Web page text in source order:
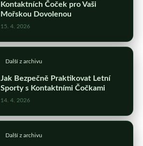
Kontaktních Čoček pro Vaši
Mořskou Dovolenou
15. 4. 2026
Další z archivu
Jak Bezpečně Praktikovat Letní
Sporty s Kontaktními Čočkami
14. 4. 2026
Další z archivu